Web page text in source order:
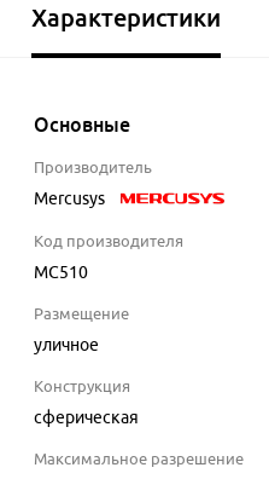
Характеристики
Основные
Производитель
Mercusys
Код производителя
MC510
Размещение
уличное
Конструкция
сферическая
Максимальное разрешение